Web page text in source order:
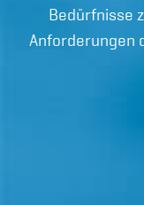
Bedürfnisse
Anforderungen